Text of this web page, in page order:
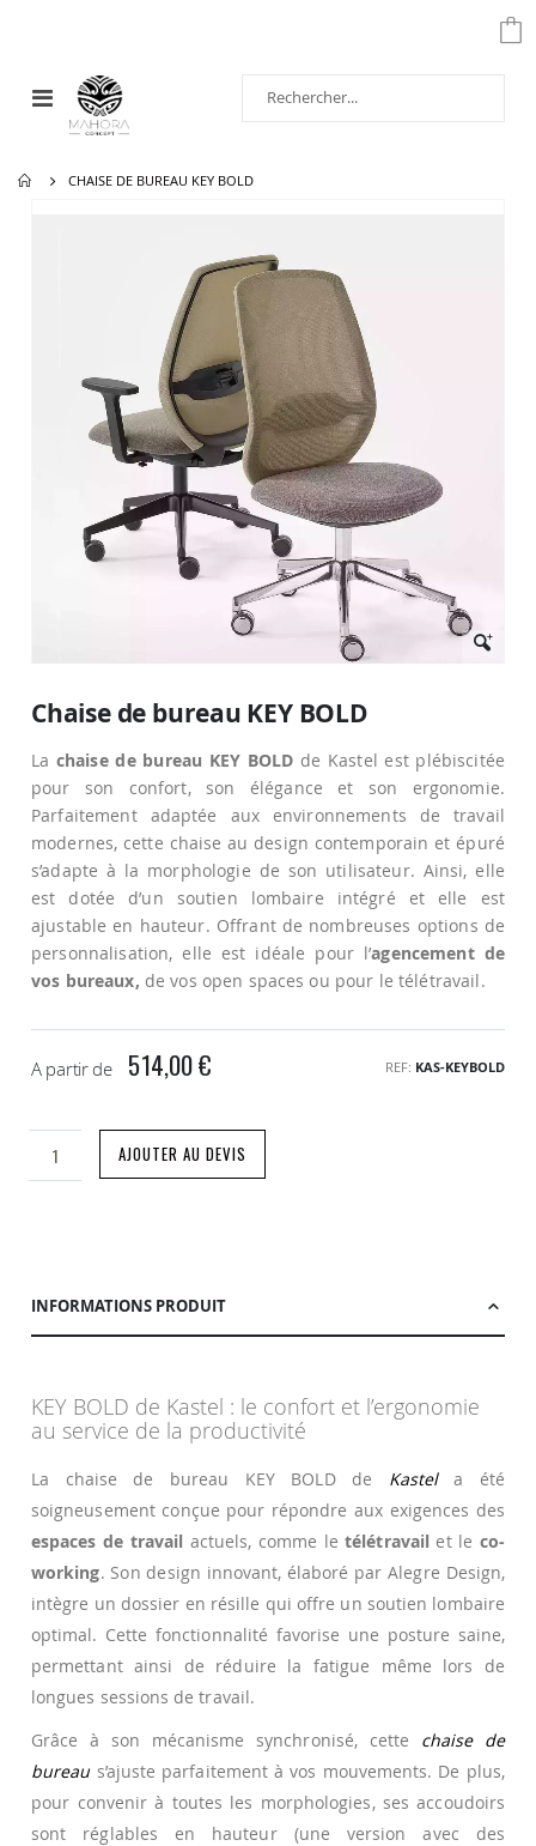
Affichage
navigation
CHAISE DE BUREAU KEY BOLD
début
la
Galerie
d’images
Chaise de bureau KEY BOLD
La chaise de bureau KEY BOLD de Kastel est plébiscitée
pour son confort, son élégance et son ergonomie.
Parfaitement adaptée aux environnements de travail
modernes, cette chaise au design contemporain et épuré
s’adapte à la morphologie de son utilisateur. Ainsi, elle
est dotée d’un soutien lombaire intégré et elle est
ajustable en hauteur. Offrant de nombreuses options de
personnalisation, elle est idéale pour l’agencement de
vos bureaux, de vos open spaces ou pour le télétravail.
A partir de 514,00 € REF KAS-KEYBOLD
AJOUTER AU DEVIS
INFORMATIONS PRODUIT
KEY BOLD de Kastel : le confort et l’ergonomie
au service de la productivité
La chaise de bureau KEY BOLD de Kastela été
soigneusement conçue pour répondre aux exigences des
espaces de travail actuels, comme letélétravailet le co-
working. Son design innovant, élaboré par Alegre Design,
intègre un dossier en résille qui offre un soutien lombaire
optimal. Cette fonctionnalité favorise une posture saine,
permettant ainsi de réduire la fatigue même lors de
longues sessions de travail.
Grâce à son mécanisme synchronisé, cette chaise de
bureaus’ajuste parfaitement à vos mouvements. De plus,
pour convenir à toutes les morphologies, ses accoudoirs
sont réglables en hauteur (une version avec des